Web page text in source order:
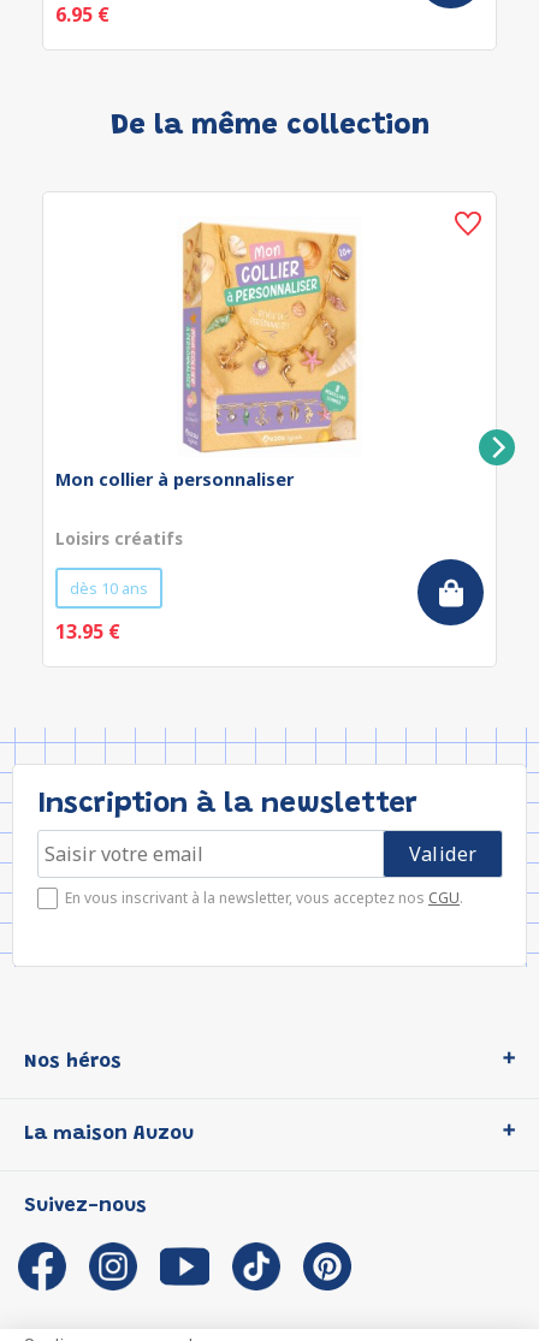
6.95 €
De la même collection
Mon collier à personnaliser
Loisirs créatifs
dès 10 ans
13.95 €
Inscription à la newsletter
En vous inscrivant à la newsletter, vous acceptez nos CGU.
Nos héros
P'tit Loup
Les Influenceuses
Migali
Petite Taupe
La maison Auzou
Notre histoire
Auzou s'engage
Auteurs et illustrateurs Auzou
Suivez-nous